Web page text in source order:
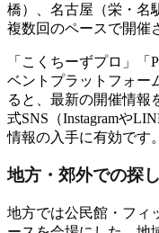
橋）、名古屋（栄・名
複数回のペースで開催
「こくちーずプロ」「
ベントプラットフォー
ると、最新の開催情報
式SNS（Instagramや
情報の入手に有効です。
地方・郊外での探
地方では公民館・フィ